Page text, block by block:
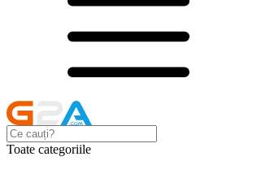
Toate categoriile